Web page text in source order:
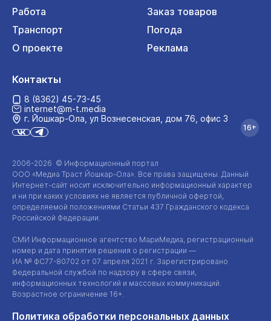
Работа
Заказ товаров
Транспорт
Погода
О проекте
Реклама
2006-2026 © Информационный портал
ООО «Медиа Траст Йошкар-Ола». Все права защищены. Данный
Интернет-сайт носит исключительно информационный характер
и ни при каких условиях не является публичной офертой,
определяемой положениями Статьи 437 Гражданского кодекса
Российской Федерации.
СМИ Информационное агентство МариМедиа, регистрационный
номер и дата принятия решения о регистрации —
ИА № ФС77-80702 от 07 апреля 2021 г. Зарегистрировано
Федеральной службой по надзору в сфере связи,
информационных технологий и массовых коммуникаций.
Возрастное ограничение 16+.
Политика обработки персональных данных
Контакты
8 (8362) 45-73-45
internet@m-t.media
г. Йошкар‑Ола, ул Вознесенская, дом 76, офис 3
16+